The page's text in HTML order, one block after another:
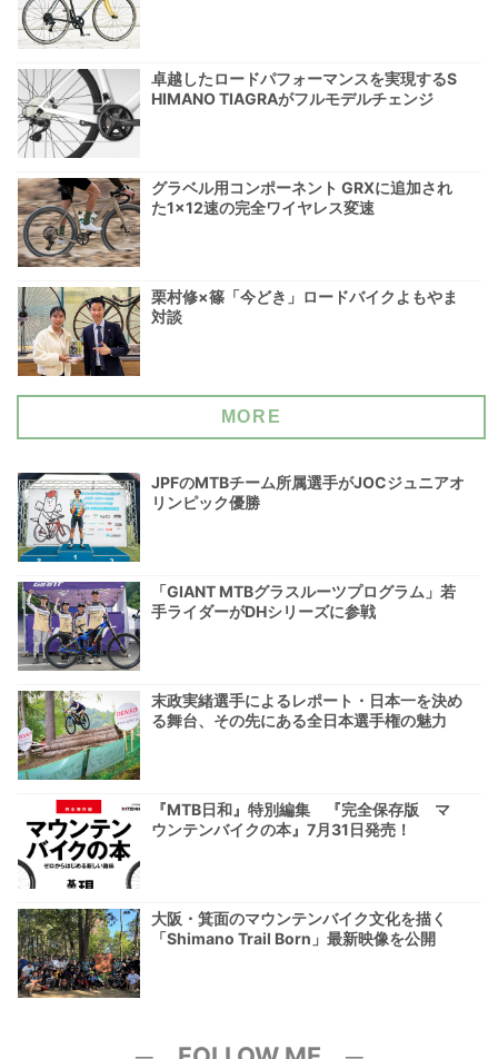
卓越したロードパフォーマンスを実現するS
HIMANO TIAGRAがフルモデルチェンジ
グラベル用コンポーネント GRXに追加され
た1×12速の完全ワイヤレス変速
栗村修×篠「今どき」ロードバイクよもやま
対談
MORE
JPFのMTBチーム所属選手がJOCジュニアオ
リンピック優勝
「GIANT MTBグラスルーツプログラム」若
手ライダーがDHシリーズに参戦
末政実緒選手によるレポート・日本一を決め
る舞台、その先にある全日本選手権の魅力
『MTB日和』特別編集 『完全保存版 マ
ウンテンバイクの本』7月31日発売！
大阪・箕面のマウンテンバイク文化を描く
「Shimano Trail Born」最新映像を公開